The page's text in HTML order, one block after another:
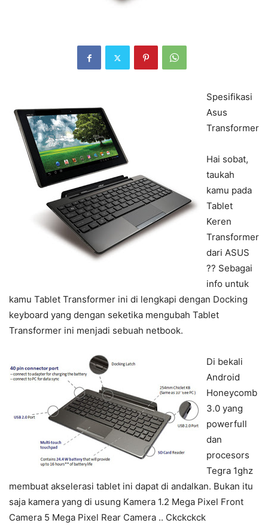
Spesifikasi
Asus
Transformer
Hai sobat,
taukah
kamu pada
Tablet
Keren
Transformer
dari ASUS
?? Sebagai
info untuk
kamu Tablet Transformer ini di lengkapi dengan Docking
keyboard yang dengan seketika mengubah Tablet
Transformer ini menjadi sebuah netbook.
Di bekali
Android
Honeycomb
3.0 yang
powerfull
dan
procesors
Tegra 1ghz
membuat akselerasi tablet ini dapat di andalkan. Bukan itu
saja kamera yang di usung Kamera 1.2 Mega Pixel Front
Camera 5 Mega Pixel Rear Camera .. Ckckckck